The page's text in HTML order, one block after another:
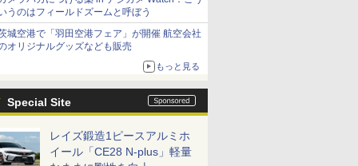
うのはフィールドズームと呼ぼう
城空港で「羽田空港フェア」が開催 航空会社
オリジナルグッズなども販売
もっと見る
Special Site
レイズ鍛造1ピースアルミホ
イール「CE28 N-plus」軽量